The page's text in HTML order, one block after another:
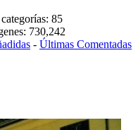
85
730,242
- Últimas Comentadas